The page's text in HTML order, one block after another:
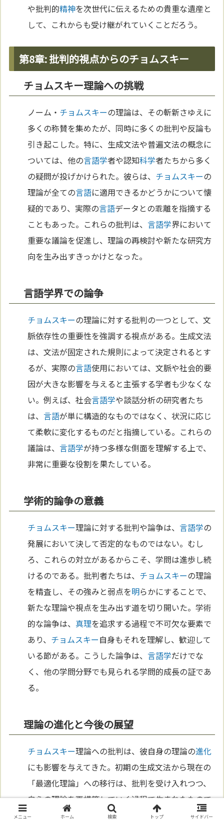
や批判的精神を次世代に伝えるための貴重な遺産と
して、これからも受け継がれていくことだろう。
第8章: 批判的視点からのチョムスキー
チョムスキー理論への挑戦
ノーム・ チョムスキーの理論は、その斬新さゆえに
多くの称賛を集めたが、同時に多くの批判や反論も
引き起こした。特に、生成文法や普遍文法の概念に
ついては、他の言語学者や認知科学者たちから多く
の疑問が投げかけられた。彼らは、 チョムスキーの
理論が全ての言語に適用できるかどうかについて懐
疑的であり、実際の言語データとの乖離を指摘する
こともあった。これらの批判は、言語学界において
重要な議論を促進し、理論の再検討や新たな研究方
向を生み出すきっかけとなった。
言語学界での論争
チョムスキーの理論に対する批判の一つとして、文
脈依存性の重要性を強調する視点がある。生成文法
は、文法が固定された規則によって決定されるとす
るが、実際の言語使用においては、文脈や社会的要
因が大きな影響を与えると主張する学者も少なくな
い。例えば、社会言語学や談話分析の研究者たち
は、言語が単に構造的なものではなく、状況に応じ
て柔軟に変化するものだと指摘している。これらの
議論は、言語学が持つ多様な側面を理解する上で、
非常に重要な役割を果たしている。
学術的論争の意義
チョムスキー理論に対する批判や論争は、言語学の
発展において決して否定的なものではない。むし
ろ、これらの対立があるからこそ、学問は進歩し続
けるのである。批判者たちは、 チョムスキーの理論
を精査し、その強みと弱点を明らかにすることで、
新たな理論や視点を生み出す道を切り開いた。学術
的な論争は、 真理を追求する過程で不可欠な要素で
あり、 チョムスキー自身もそれを理解し、歓迎して
いる節がある。こうした論争は、言語学だけでな
く、他の学問分野でも見られる学問的成長の証であ
る。
理論の進化と今後の展望
チョムスキー理論への批判は、彼自身の理論の進化
にも影響を与えてきた。初期の生成文法から現在の
「最適化理論」への移行は、批判を受け入れつつ、
自らの理論を再構築していく過程で生まれたもので
ある。今後、
がどのように 進化していくか
メニュー ホーム 検索 トップ サイドバー